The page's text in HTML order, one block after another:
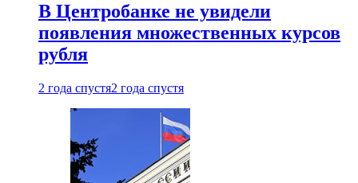
В Центробанке не увидели
появления множественных курсов
рубля
2 года спустя2 года спустя